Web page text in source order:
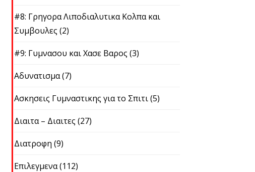
#8: Γρηγορα Λιποδιαλυτικα Κολπα και
Συμβουλες (2)
#9: Γυμνασου και Χασε Βαρος (3)
Αδυνατισμα(7)
Ασκησεις Γυμναστικης για το Σπιτι(5)
Διαιτα – Διαιτες (27)
Διατροφη (9)
Επιλεγμενα(112)